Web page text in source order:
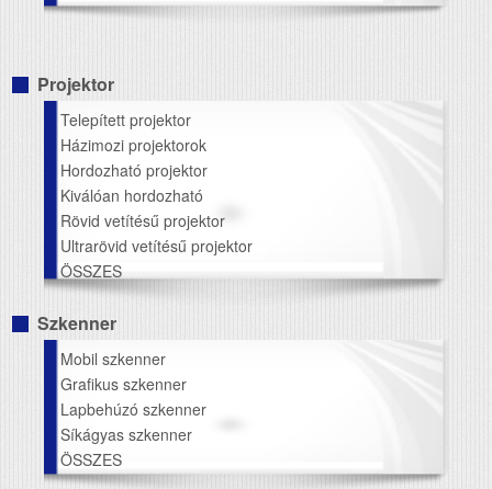
Projektor
Telepített projektor
Házimozi projektorok
Hordozható projektor
Kiválóan hordozható
Rövid vetítésű projektor
Ultrarövid vetítésű projektor
ÖSSZES
Szkenner
Mobil szkenner
Grafikus szkenner
Lapbehúzó szkenner
Síkágyas szkenner
ÖSSZES